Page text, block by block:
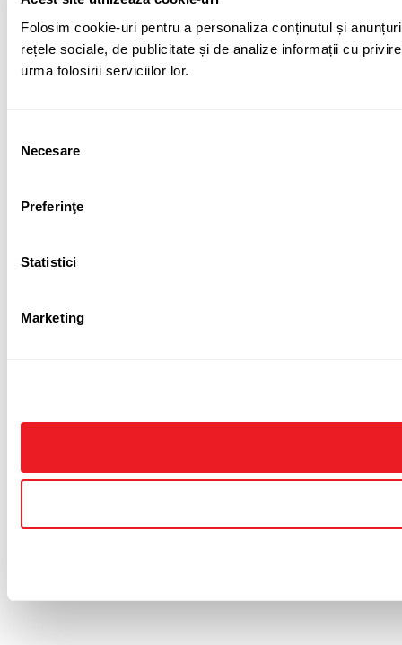
Folosim cookie-uri pentru a personaliza conținutul și
rețele sociale, de publicitate și de analize informații cu
urma folosirii serviciilor lor.
consimțământului
Necesare
Preferinţe
Statistici
Marketing